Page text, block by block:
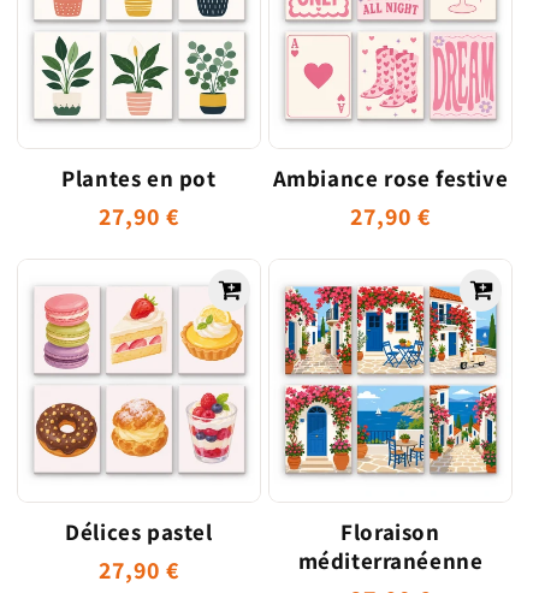
Plantes en pot
Prix
habituel
27,90 €
Ambiance rose festive
Prix
habituel
27,90 €
Délices pastel
Prix
27,90 €
Floraison
méditerranéenne